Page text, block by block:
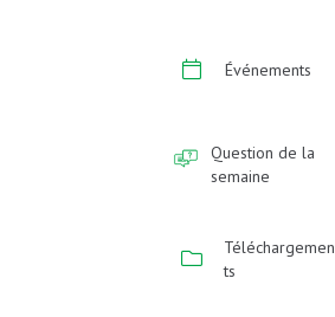
Événements
Question de la
semaine
Téléchargemen
ts